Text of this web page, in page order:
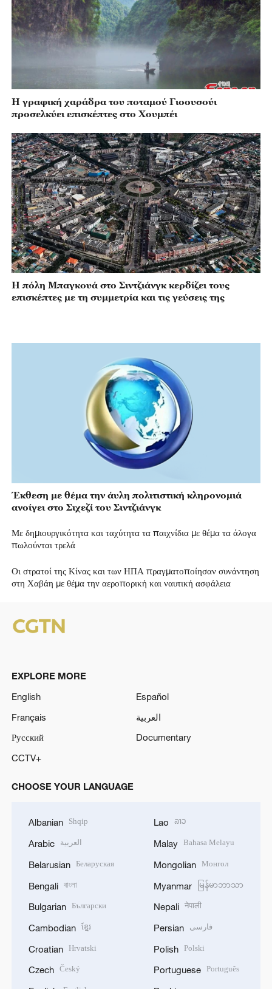
Η γραφική χαράδρα του ποταμού Γιοουσούι
προσελκύει επισκέπτες στο Χουμπέι
Η πόλη Μπαγκουά στο Σιντζιάνγκ κερδίζει τους
επισκέπτες με τη συμμετρία και τις γεύσεις της
Έκθεση με θέμα την άυλη πολιτιστική κληρονομιά
ανοίγει στο Σιχεζί του Σιντζιάνγκ
Με δημιουργικότητα και ταχύτητα τα παιχνίδια με θέμα τα άλογα
πωλούνται τρελά
Οι στρατοί της Κίνας και των ΗΠΑ πραγματοποίησαν συνάντηση
στη Χαβάη με θέμα την αεροπορική και ναυτική ασφάλεια
EXPLORE MORE
English
Español
Français
العربية
Русский
Documentary
CCTV+
CHOOSE YOUR LANGUAGE
Albanian Shqip
Arabic العربية
Belarusian Беларуская
Bengali বাংলা
Bulgarian Български
Cambodian ខ្មែរ
Croatian Hrvatski
Czech Český
Lao ລາວ
Malay Bahasa Melayu
Mongolian Монгол
Myanmar မြန်မာဘာသာ
Nepali नेपाली
Persian فارسی
Polish Polski
Portuguese Português